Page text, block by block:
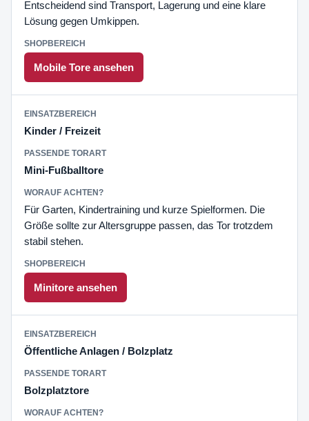
Entscheidend sind Transport, Lagerung und eine klare
Lösung gegen Umkippen.
Mobile Tore ansehen
Kinder / Freizeit
Mini-Fußballtore
Für Garten, Kindertraining und kurze Spielformen. Die
Größe sollte zur Altersgruppe passen, das Tor trotzdem
stabil stehen.
Minitore ansehen
Öffentliche Anlagen / Bolzplatz
Bolzplatztore